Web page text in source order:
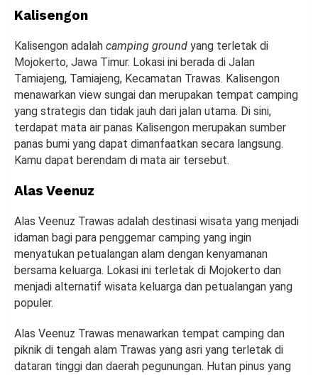
Kalisengon
Kalisengon adalah camping ground yang terletak di
Mojokerto, Jawa Timur. Lokasi ini berada di Jalan
Tamiajeng, Tamiajeng, Kecamatan Trawas. Kalisengon
menawarkan view sungai dan merupakan tempat camping
yang strategis dan tidak jauh dari jalan utama. Di sini,
terdapat mata air panas Kalisengon merupakan sumber
panas bumi yang dapat dimanfaatkan secara langsung.
Kamu dapat berendam di mata air tersebut.
Alas Veenuz
Alas Veenuz Trawas adalah destinasi wisata yang menjadi
idaman bagi para penggemar camping yang ingin
menyatukan petualangan alam dengan kenyamanan
bersama keluarga. Lokasi ini terletak di Mojokerto dan
menjadi alternatif wisata keluarga dan petualangan yang
populer.
Alas Veenuz Trawas menawarkan tempat camping dan
piknik di tengah alam Trawas yang asri yang terletak di
dataran tinggi dan daerah pegunungan. Hutan pinus yang